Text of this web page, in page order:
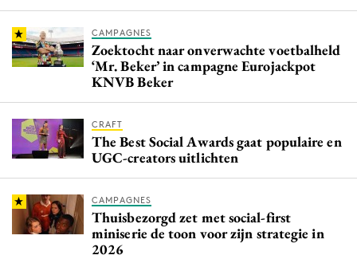
CAMPAGNES
Zoektocht naar onverwachte voetbalheld
‘Mr. Beker’ in campagne Eurojackpot
KNVB Beker
CRAFT
The Best Social Awards gaat populaire en
UGC-creators uitlichten
CAMPAGNES
Thuisbezorgd zet met social-first
miniserie de toon voor zijn strategie in
2026